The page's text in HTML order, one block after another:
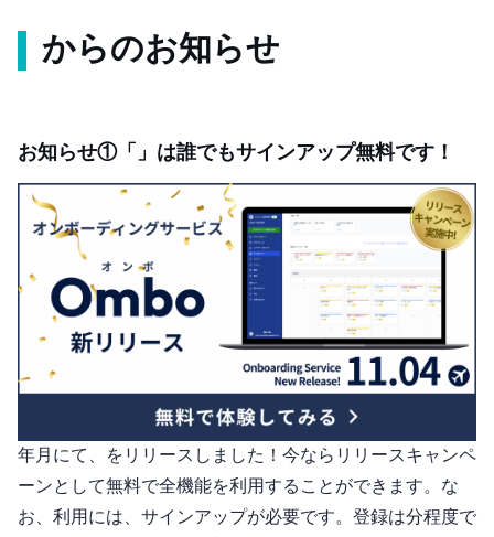
Omboからのお知らせ
お知らせ① 「Ombo」は誰でもサインアップ無料です！
2025年11月にて、Omboをリリースしました！今ならリリースキャンペ
ーンとして無料で全機能を利用することができます。な
お、利用には、サインアップが必要です。登録は2分程度で